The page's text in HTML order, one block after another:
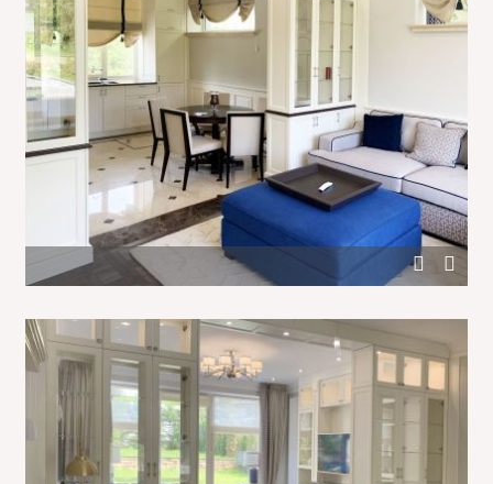
Кухня-гостиная, разделенная белым шкафом